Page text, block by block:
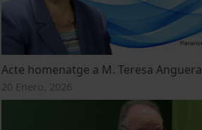
Acte homenatge a M. Teresa Anguera
20 Enero, 2026